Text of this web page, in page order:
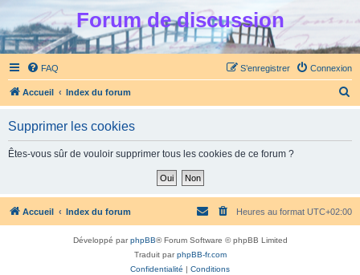
Forum de discussion
FAQ Connexion
S’enregistrer
Accueil Index du forum
h
Supprimer les cookies
Êtes-vous sûr de vouloir supprimer tous les cookies de ce forum ?
Accueil Index du forum Heures au format UTC+02:00
Développé parphpBB® Forum Software © phpBB Limited
Traduit parphpBB-fr.com
Confidentialité | Conditions